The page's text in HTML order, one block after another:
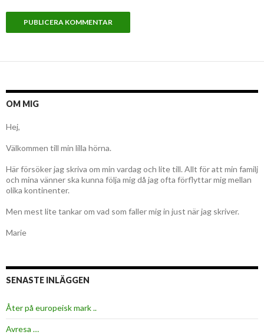
OM MIG
Hej,
Välkommen till min lilla hörna.
Här försöker jag skriva om min vardag och lite till. Allt för att min familj
och mina vänner ska kunna följa mig då jag ofta förflyttar mig mellan
olika kontinenter.
Men mest lite tankar om vad som faller mig in just när jag skriver.
Marie
SENASTE INLÄGGEN
Åter på europeisk mark ..
Avresa …